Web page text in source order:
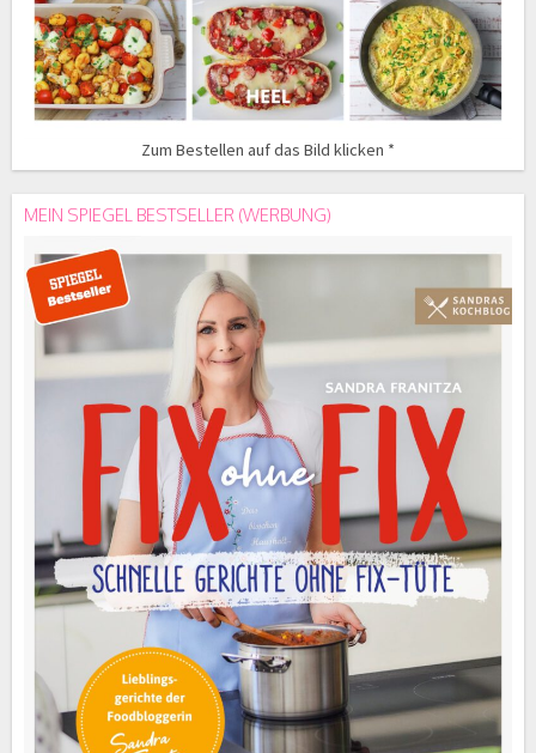
Zum Bestellen auf das Bild klicken *
MEIN SPIEGEL BESTSELLER (WERBUNG)